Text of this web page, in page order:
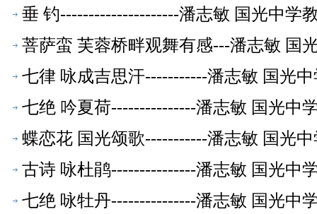
垂 钓---------------------潘志敏 国光中学
菩萨蛮 芙蓉桥畔观舞有感---潘志敏 国
七律 咏成吉思汗-----------潘志敏 国光
七绝 吟夏荷---------------潘志敏 国光中
蝶恋花 国光颂歌-----------潘志敏 国光
古诗 咏杜鹃---------------潘志敏 国光中
七绝 咏牡丹---------------潘志敏 国光中